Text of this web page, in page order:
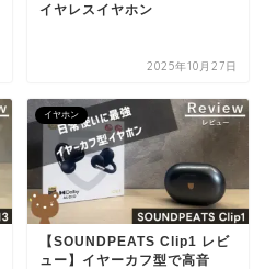
イヤレスイヤホン
2025年10月27日
イヤホン
【SOUNDPEATS Clip1 レビ
ュー】イヤーカフ型で高音